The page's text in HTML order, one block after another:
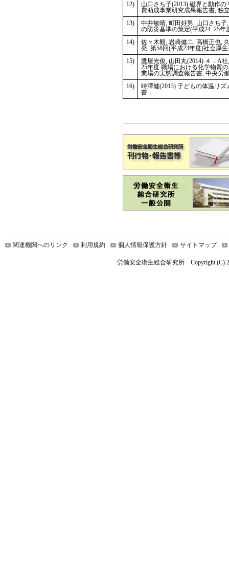
12)
山口さち子(2013) 磁界と動作
費助成事業研究成果報告書, 独
13)
中井敏晴, 町田好男, 山口さち
の防災基準の策定(平成24–25
14)
佐々木毅, 岩崎健二, 高橋正也,
発, 第58回(平成23年度)社会厚
15)
鷹屋光俊, 山田丸(2014) ４．A
25年度 職場における化学物質
業場の実態調査報告書, 中央労
16)
時澤健(2013) 子どもの体温リ
書．
関連機関へのリンク 利用規約 個人情報保護方針 サイトマップ
労働安全衛生総合研究所 Copyright (C)